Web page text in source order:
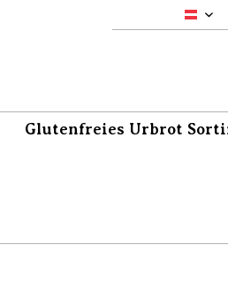
Glutenfreies Urbrot